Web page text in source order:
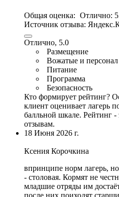
Общая оценка: Отлично:
Источник отзыва:
Отлично, 5.0
Размещение
Вожатые и персонал
Питание
Программа
Безопасность
Кто формирует рейтинг?
клиент оценивает лагерь
балльной шкале. Рейтинг -
отзывам.
18 Июня 2026 г.
Ксения Корочкина
впринципе норм лагерь,
- столовая. Кормят не
младшие отряды им
после них поиходят